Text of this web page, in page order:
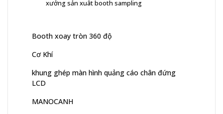
xưởng sản xuât booth sampling
Booth xoay tròn 360 độ
Cơ Khí
khung ghép màn hình quảng cáo chân đứng
LCD
MANOCANH